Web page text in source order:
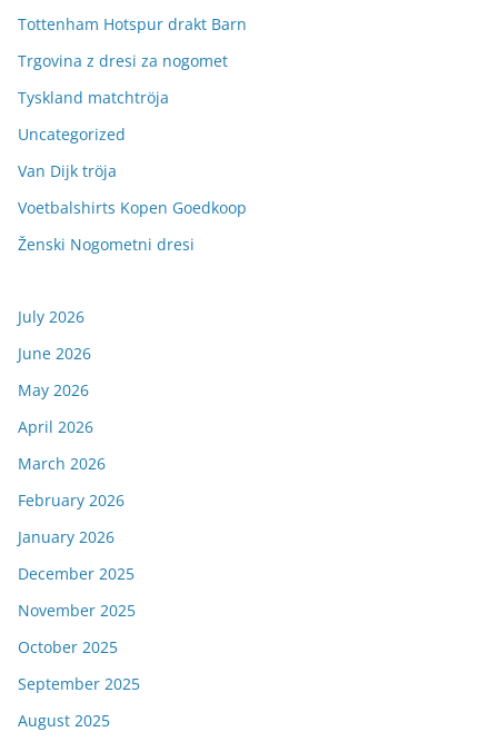
Tottenham Hotspur drakt Barn
Trgovina z dresi za nogomet
Tyskland matchtröja
Uncategorized
Van Dijk tröja
Voetbalshirts Kopen Goedkoop
Ženski Nogometni dresi
July 2026
June 2026
May 2026
April 2026
March 2026
February 2026
January 2026
December 2025
November 2025
October 2025
September 2025
August 2025